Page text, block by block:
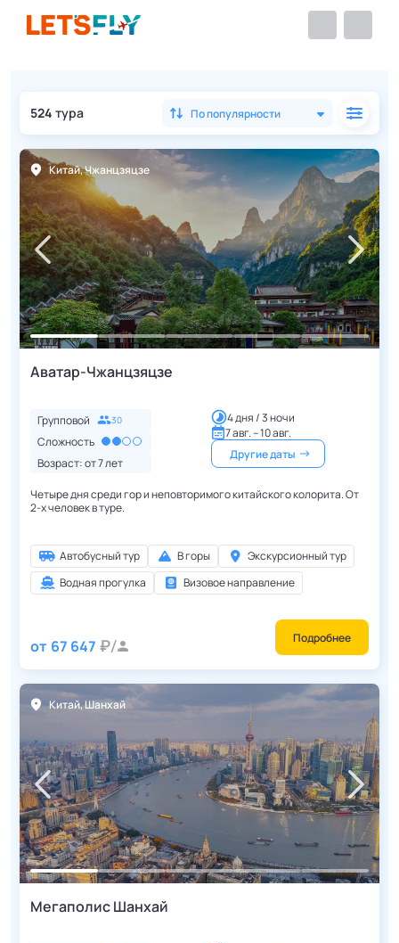
524 тура По популярности
Китай,Чжанцзяцзе
Аватар-Чжанцзяцзе
Групповой 30
Сложность
Возраст: от7лет
4 дня / 3 ночи
7 авг. – 10 авг.
Другие даты
Четыре дня среди гор и неповторимого китайского колорита. От
2-х человек в туре.
Автобусный тур В горы
Экскурсионный тур
Водная прогулка
Визовое направление
от 67 647 Подробнее
Китай,Шанхай
Мегаполис Шанхай